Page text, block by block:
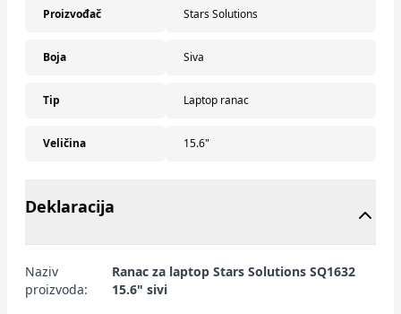
Proizvođač Stars Solutions
Boja Siva
Tip Laptop ranac
Veličina 15.6"
Deklaracija
Naziv
proizvoda:
Ranac za laptop Stars Solutions SQ1632
15.6" sivi